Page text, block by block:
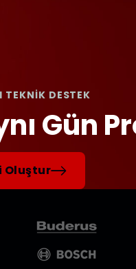
TEKNİK DESTEK
Gün
Oluştur